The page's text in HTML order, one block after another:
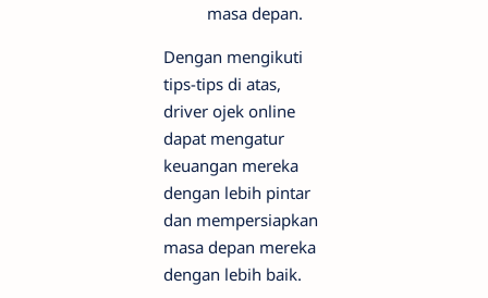
masa depan.
Dengan mengikuti
tips-tips di atas,
driver ojek online
dapat mengatur
keuangan mereka
dengan lebih pintar
dan mempersiapkan
masa depan mereka
dengan lebih baik.